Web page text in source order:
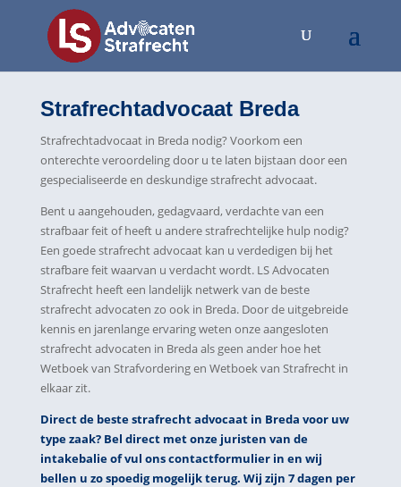
Strafrechtadvocaat Breda
Strafrechtadvocaat in Breda nodig? Voorkom een
onterechte veroordeling door u te laten bijstaan door een
gespecialiseerde en deskundige strafrecht advocaat.
Bent u aangehouden, gedagvaard, verdachte van een
strafbaar feit of heeft u andere strafrechtelijke hulp nodig?
Een goede strafrecht advocaat kan u verdedigen bij het
strafbare feit waarvan u verdacht wordt. LS Advocaten
Strafrecht heeft een landelijk netwerk van de beste
strafrecht advocaten zo ook in Breda. Door de uitgebreide
kennis en jarenlange ervaring weten onze aangesloten
strafrecht advocaten in Breda als geen ander hoe het
Wetboek van Strafvordering en Wetboek van Strafrecht in
elkaar zit.
Direct de beste strafrecht advocaat in Breda voor uw
type zaak? Bel directmetonze juristen van de
intakebalie of vul ons contactformulier in en wij
bellen u zo spoedig mogelijk terug. Wij zijn 7 dagen per